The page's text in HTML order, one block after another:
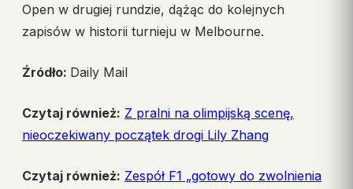
Open w drugiej rundzie, dążąc do kolejnych
zapisów w historii turnieju w Melbourne.
Źródło: Daily Mail
Czytaj również: Z pralni na olimpijską scenę,
nieoczekiwany początek drogi Lily Zhang
Czytaj również: Zespół F1 „gotowy do zwolnienia